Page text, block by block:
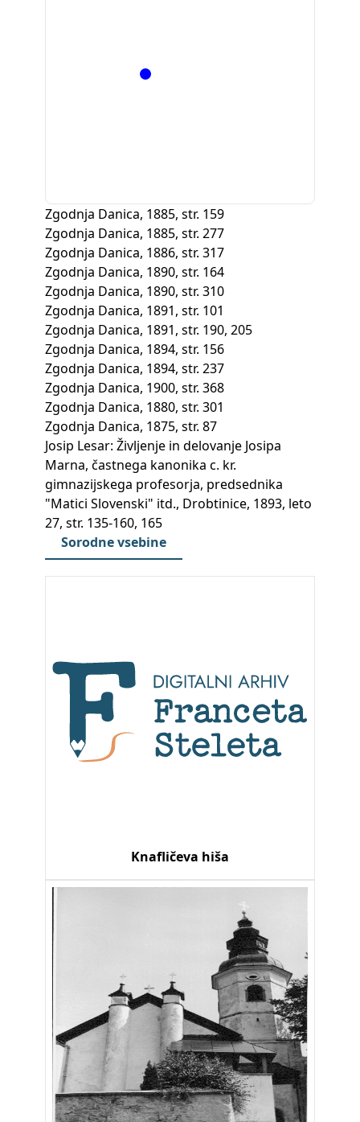
Zgodnja Danica, 1885, str. 159
Zgodnja Danica, 1885, str. 277
Zgodnja Danica, 1886, str. 317
Zgodnja Danica, 1890, str. 164
Zgodnja Danica, 1890, str. 310
Zgodnja Danica, 1891, str. 101
Zgodnja Danica, 1891, str. 190, 205
Zgodnja Danica, 1894, str. 156
Zgodnja Danica, 1894, str. 237
Zgodnja Danica, 1900, str. 368
Zgodnja Danica, 1880, str. 301
Zgodnja Danica, 1875, str. 87
Josip Lesar: Življenje in delovanje Josipa
Marna, častnega kanonika c. kr.
gimnazijskega profesorja, predsednika
"Matici Slovenski" itd., Drobtinice, 1893, leto
27, str. 135-160, 165
Sorodne vsebine
Knafličeva hiša